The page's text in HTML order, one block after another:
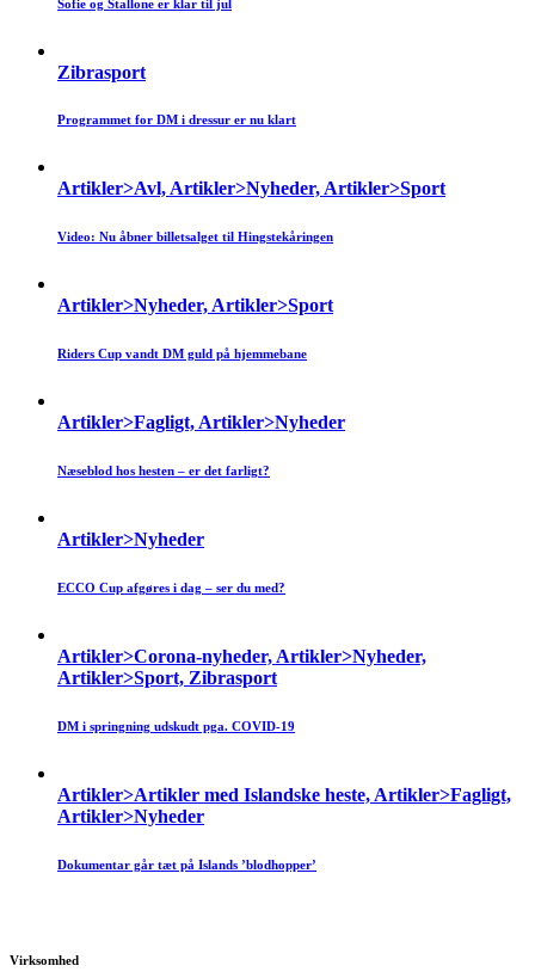
Sofie og Stallone er klar til jul
Zibrasport
Programmet for DM i dressur er nu klart
Artikler>Avl, Artikler>Nyheder, Artikler>Sport
Video: Nu åbner billetsalget til Hingstekåringen
Artikler>Nyheder, Artikler>Sport
Riders Cup vandt DM guld på hjemmebane
Artikler>Fagligt, Artikler>Nyheder
Næseblod hos hesten – er det farligt?
Artikler>Nyheder
ECCO Cup afgøres i dag – ser du med?
Artikler>Corona-nyheder, Artikler>Nyheder,
Artikler>Sport, Zibrasport
DM i springning udskudt pga. COVID-19
Artikler>Artikler med Islandske heste, Artikler>Fagligt,
Artikler>Nyheder
Dokumentar går tæt på Islands ’blodhopper’
Virksomhed